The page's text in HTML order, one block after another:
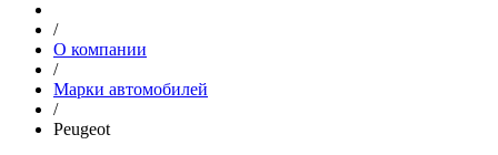
/
О компании
/
Марки автомобилей
/
Peugeot